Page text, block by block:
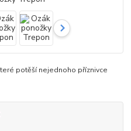
potěší nejednoho příznivce